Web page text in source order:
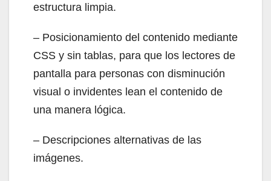
estructura limpia.
– Posicionamiento del contenido mediante
CSS y sin tablas, para que los lectores de
pantalla para personas con disminución
visual o invidentes lean el contenido de
una manera lógica.
– Descripciones alternativas de las
imágenes.